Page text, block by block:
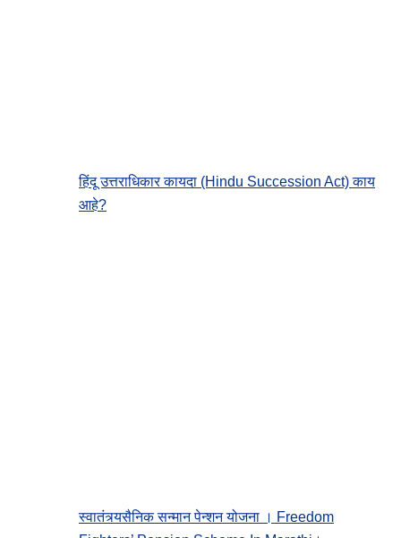
हिंदू उत्तराधिकार कायदा (Hindu Succession Act) काय
आहे?
स्वातंत्र्यसैनिक सन्मान पेन्शन योजना । Freedom